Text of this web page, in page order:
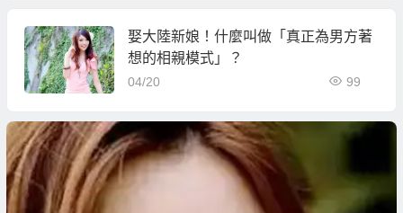
娶大陸新娘！什麼叫做「真正為男方著
想的相親模式」？
04/20 99